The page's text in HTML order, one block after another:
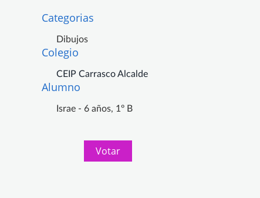
Categorias
Dibujos
Colegio
CEIP Carrasco Alcalde
Alumno
Israe - 6 años, 1º B
Votar